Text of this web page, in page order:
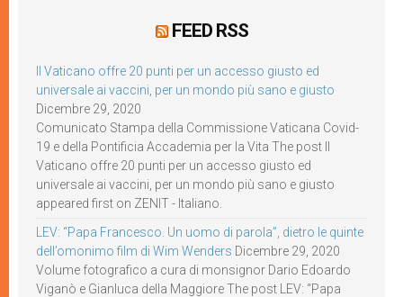
FEED RSS
Il Vaticano offre 20 punti per un accesso giusto ed
universale ai vaccini, per un mondo più sano e giusto
Dicembre 29, 2020
Comunicato Stampa della Commissione Vaticana Covid-
19 e della Pontificia Accademia per la Vita The post Il
Vaticano offre 20 punti per un accesso giusto ed
universale ai vaccini, per un mondo più sano e giusto
appeared first on ZENIT - Italiano.
LEV: “Papa Francesco. Un uomo di parola”, dietro le quinte
dell’omonimo film di Wim Wenders Dicembre 29, 2020
Volume fotografico a cura di monsignor Dario Edoardo
Viganò e Gianluca della Maggiore The post LEV: “Papa